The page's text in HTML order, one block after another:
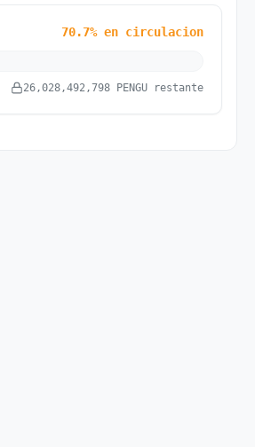
70.7% en circulacion
26,028,492,798 PENGU restante